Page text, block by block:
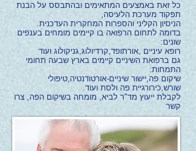
כל זאת באמצעים המתאימים ובהתבסס על הבנת
תפקוד מערכת הלעיסה,
הניסיון הקליני והספרות המחקרית העדכנית.
בדומה לתחום הרפואה בו קיימים מומחים בענפים
שונים:
רופא עיניים ,אורתופד,קרדיולוג,גניקולוג ועוד
גם ברפואת השיניים קיימים בארץ שבעה תחומי
התמחות:
שיקום פה,יישור שיניים-אורטודנטיה,טיפולי
שורש,כירורגיית פה ולסת ועוד.
לקבלת ייעוץ מד"ר לביא, מומחה בשיקום הפה, צרו
קשר